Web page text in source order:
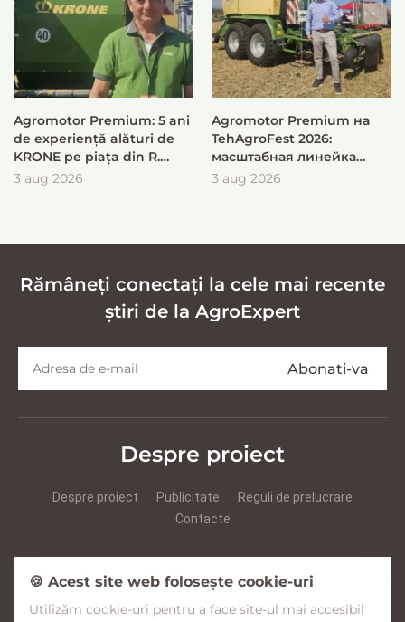
Agromotor Premium: 5 ani
de experiență alături de
KRONE pe piața din R.
Moldova
3 aug 2026
Agromotor Premium на
TehAgroFest 2026:
масштабная линейка
KRONE для быстрой и
3 aug 2026
Rămâneți conectați la cele mai recente
știri de la AgroExpert
Despre proiect
Despre proiect Publicitate
Reguli de prelucrare
Contacte
Facebook YouTube Instagram
🍪 Acest site web folosește cookie-uri
Utilizăm cookie-uri pentru a face site-ul mai accesibil